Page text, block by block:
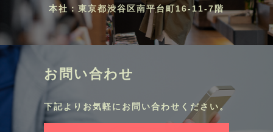
本社：東京都渋谷区南平台町16-11-7階
お問い合わせ
下記よりお気軽にお問い合わせください。